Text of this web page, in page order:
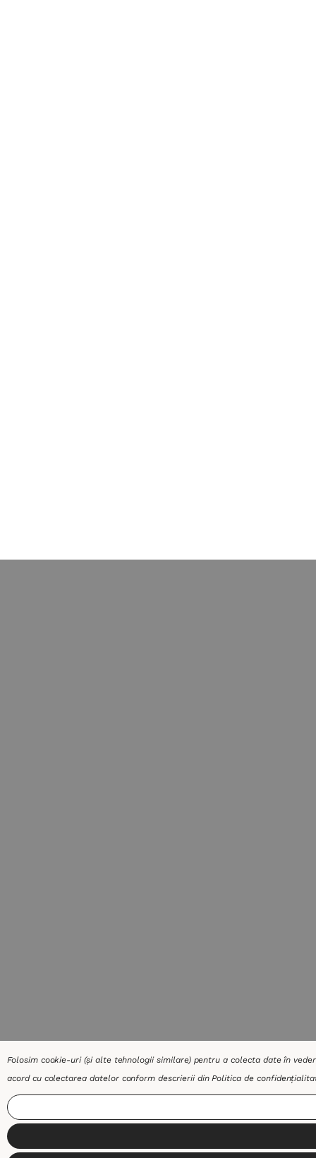
Folosim cookie-uri (și alte tehnologii similare) pentru a colecta date în
acord cu colectarea datelor conform descrierii dinPolitica de